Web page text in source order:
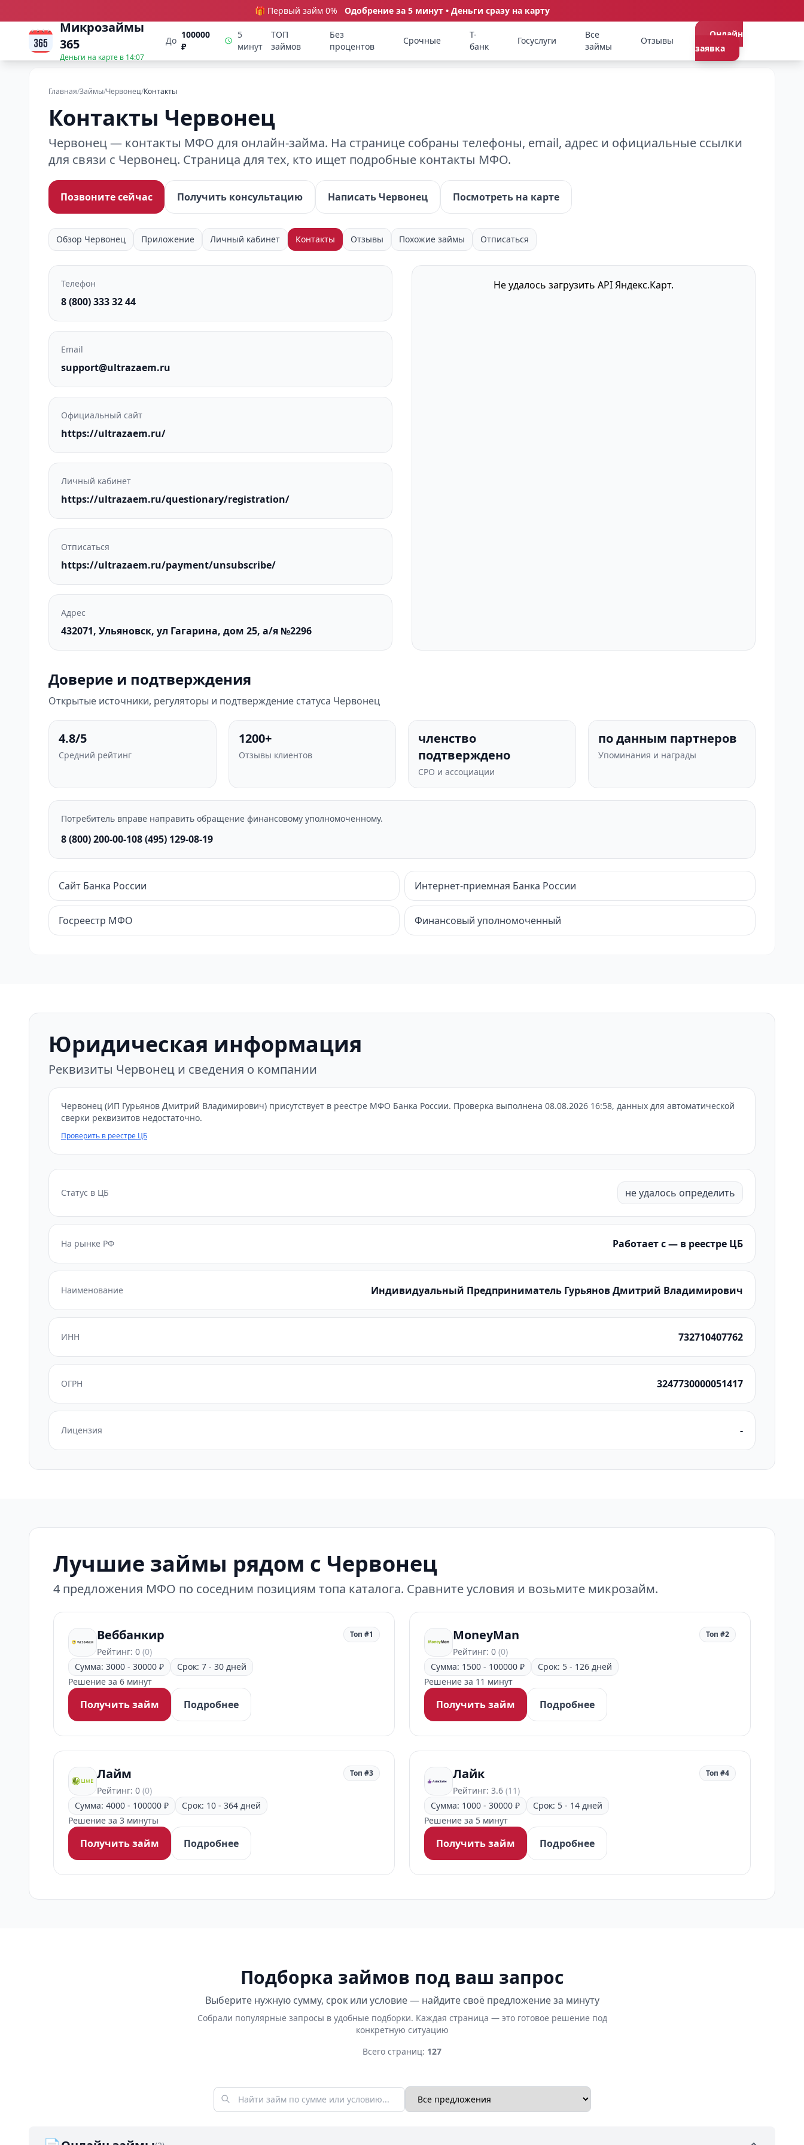
🎁 Первый займ 0% Одобрение за 5 минут • Деньги сразу на карту
Микрозаймы
365
Деньги на карте в 14:07
До
100000
₽
5
минут
ТОП
займов
Без
процентов
Срочные
Т-
банк
Госуслуги
Все
займы
Отзывы
Онлайн
заявка
Главная/Займы/Червонец/Контакты
Контакты Червонец
Червонец — контакты МФО для онлайн-займа. На странице собраны телефоны, email, адрес и официальные ссылки
для связи с Червонец. Страница для тех, кто ищет подробные контакты МФО.
Позвоните сейчас Получить консультацию Написать Червонец Посмотреть на карте
Обзор Червонец Приложение Личный кабинет Контакты Отзывы Похожие займы Отписаться
Телефон
8 (800) 333 32 44
Email
support@ultrazaem.ru
Официальный сайт
https://ultrazaem.ru/
Личный кабинет
https://ultrazaem.ru/questionary/registration/
Отписаться
https://ultrazaem.ru/payment/unsubscribe/
Адрес
432071, Ульяновск, ул Гагарина, дом 25, а/я №2296
Не удалось загрузить API Яндекс.Карт.
Доверие и подтверждения
Открытые источники, регуляторы и подтверждение статуса Червонец
4.8/5
Средний рейтинг
1200+
Отзывы клиентов
членство
подтверждено
СРО и ассоциации
по данным партнеров
Упоминания и награды
Потребитель вправе направить обращение финансовому уполномоченному.
8 (800) 200-00-108 (495) 129-08-19
Сайт Банка России Интернет-приемная Банка России
Госреестр МФО Финансовый уполномоченный
Юридическая информация
Реквизиты Червонец и сведения о компании
Червонец (ИП Гурьянов Дмитрий Владимирович) присутствует в реестре МФО Банка России. Проверка выполнена 08.08.2026 16:58, данных для автоматической
сверки реквизитов недостаточно.
Проверить в реестре ЦБ
Статус в ЦБ не удалось определить
На рынке РФ Работает с — в реестре ЦБ
Наименование Индивидуальный Предприниматель Гурьянов Дмитрий Владимирович
ИНН 732710407762
ОГРН 3247730000051417
Лицензия -
Лучшие займы рядом с Червонец
4 предложения МФО по соседним позициям топа каталога. Сравните условия и возьмите микрозайм.
Веббанкир
Рейтинг: 0 (0)
Топ #1
Сумма: 3000 - 30000 ₽
Срок: 7 - 30 дней
Решение за 6 минут
Получить займ Подробнее
MoneyMan
Рейтинг: 0 (0)
Топ #2
Сумма: 1500 - 100000 ₽
Срок: 5 - 126 дней
Решение за 11 минут
Получить займ Подробнее
Лайм
Рейтинг: 0 (0)
Топ #3
Сумма: 4000 - 100000 ₽
Срок: 10 - 364 дней
Решение за 3 минуты
Получить займ Подробнее
Лайк
Рейтинг: 3.6 (11)
Топ #4
Сумма: 1000 - 30000 ₽
Срок: 5 - 14 дней
Решение за 5 минут
Получить займ Подробнее
Подборка займов под ваш запрос
Выберите нужную сумму, срок или условие — найдите своё предложение за минуту
Собрали популярные запросы в удобные подборки. Каждая страница — это готовое решение под
конкретную ситуацию
Всего страниц: 127